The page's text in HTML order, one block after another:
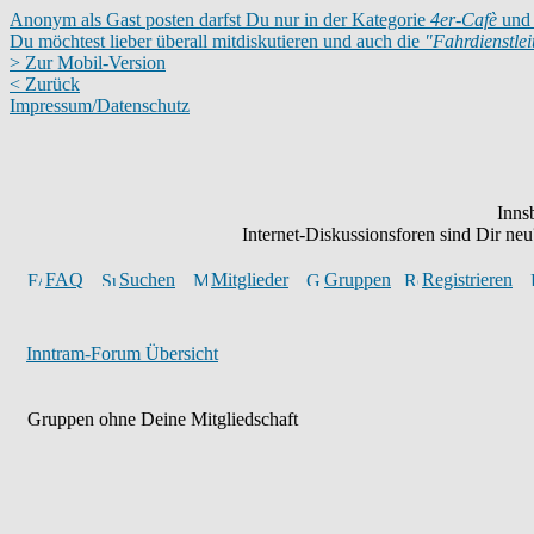
Anonym als Gast posten darfst Du nur in der Kategorie 4er-Cafè und
Du möchtest lieber überall mitdiskutieren und auch die
> Zur Mobil-Version
< Zurück
Impressum/Datenschutz
Internet-Diskussionsforen sind Dir
FAQ Suchen Mitglieder Gruppen Registrieren
Inntram-Forum Übersicht
Gruppen ohne Deine Mitgliedschaft